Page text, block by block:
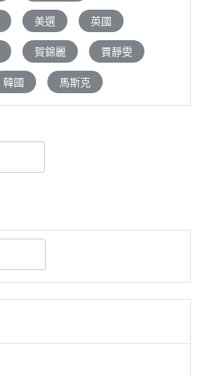
美選 英國
賀錦麗 賈靜雯
韓國 馬斯克